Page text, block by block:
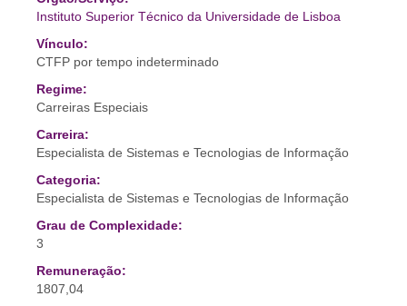
Instituto Superior Técnico da Universidade de Lisboa
Vínculo:
CTFP por tempo indeterminado
Regime:
Carreiras Especiais
Carreira:
Especialista de Sistemas e Tecnologias de Informação
Categoria:
Especialista de Sistemas e Tecnologias de Informação
Grau de Complexidade:
3
Remuneração:
1807,04